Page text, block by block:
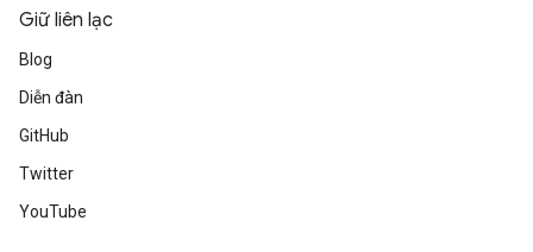
Giữ liên lạc
Blog
Diễn đàn
GitHub
Twitter
YouTube